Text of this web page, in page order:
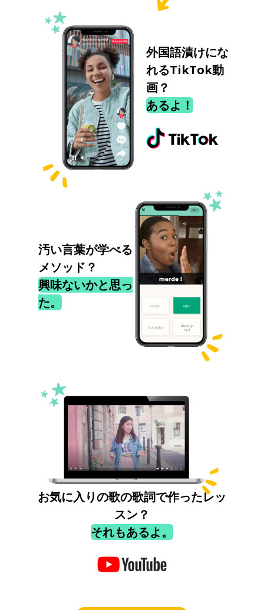
外国語漬けにな
れるTikTok動
画？
あるよ！
汚い言葉が学べる
メソッド？
興味ないかと思っ
た。
お気に入りの歌の歌詞で作ったレッ
スン？
それもあるよ。